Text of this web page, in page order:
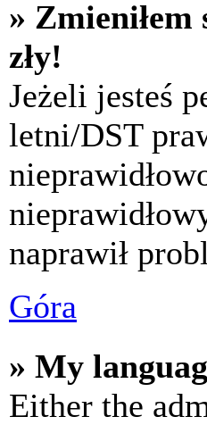
» Zmieniłem
zły!
Jeżeli jesteś
letni/DST
naprawił
Góra
» My
Either the